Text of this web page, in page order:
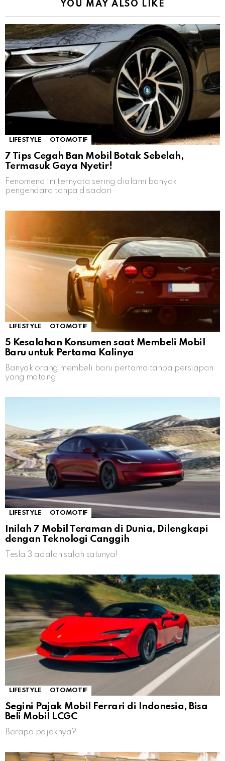
YOU MAY ALSO LIKE
LIFESTYLE OTOMOTIF
7 Tips Cegah Ban Mobil Botak Sebelah,
Termasuk Gaya Nyetir!
Fenomena ini ternyata sering dialami banyak
pengendara tanpa disadari
LIFESTYLE OTOMOTIF
5 Kesalahan Konsumen saat Membeli Mobil
Baru untuk Pertama Kalinya
Banyak orang membeli baru pertama tanpa persiapan
yang matang
LIFESTYLE OTOMOTIF
Inilah 7 Mobil Teraman di Dunia, Dilengkapi
dengan Teknologi Canggih
Tesla 3 adalah salah satunya!
LIFESTYLE OTOMOTIF
Segini Pajak Mobil Ferrari di Indonesia, Bisa
Beli Mobil LCGC
Berapa pajaknya?